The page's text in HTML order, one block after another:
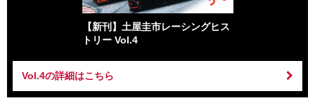
【新刊】土屋圭市レーシングヒス
トリー Vol.4
Vol.4の詳細はこちら